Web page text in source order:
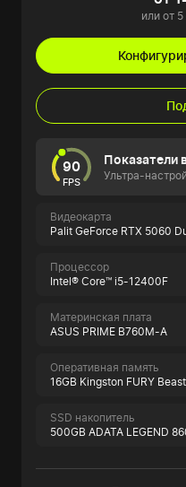
или от
90
FPS
Показатели
Ультра-
Видеокарта
Palit GeForce RTX 5060
Процессор
Intel® Core™ i5-12400F
Материнская плата
ASUS PRIME B760M-A
Оперативная память
16GB Kingston FURY
SSD накопитель
500GB ADATA LEGEND